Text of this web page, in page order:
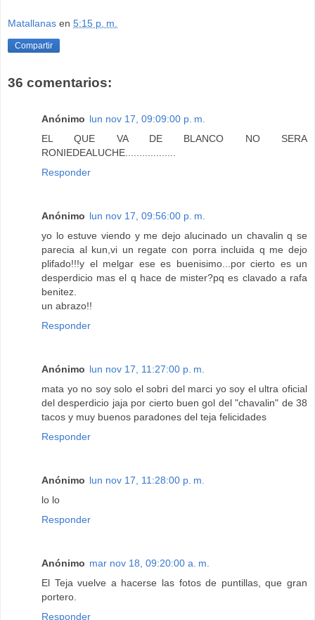
Matallanas en 5:15 p. m.
Compartir
36 comentarios:
Anónimo lun nov 17, 09:09:00 p. m.
EL QUE VA DE BLANCO NO SERA
RONIEDEALUCHE..................
Responder
Anónimo lun nov 17, 09:56:00 p. m.
yo lo estuve viendo y me dejo alucinado un chavalin q se
parecia al kun,vi un regate con porra incluida q me dejo
plifado!!!y el melgar ese es buenisimo...por cierto es un
desperdicio mas el q hace de mister?pq es clavado a rafa
benitez.
un abrazo!!
Responder
Anónimo lun nov 17, 11:27:00 p. m.
mata yo no soy solo el sobri del marci yo soy el ultra oficial
del desperdicio jaja por cierto buen gol del "chavalin" de 38
tacos y muy buenos paradones del teja felicidades
Responder
Anónimo lun nov 17, 11:28:00 p. m.
lo lo
Responder
Anónimo mar nov 18, 09:20:00 a. m.
El Teja vuelve a hacerse las fotos de puntillas, que gran
portero.
Responder